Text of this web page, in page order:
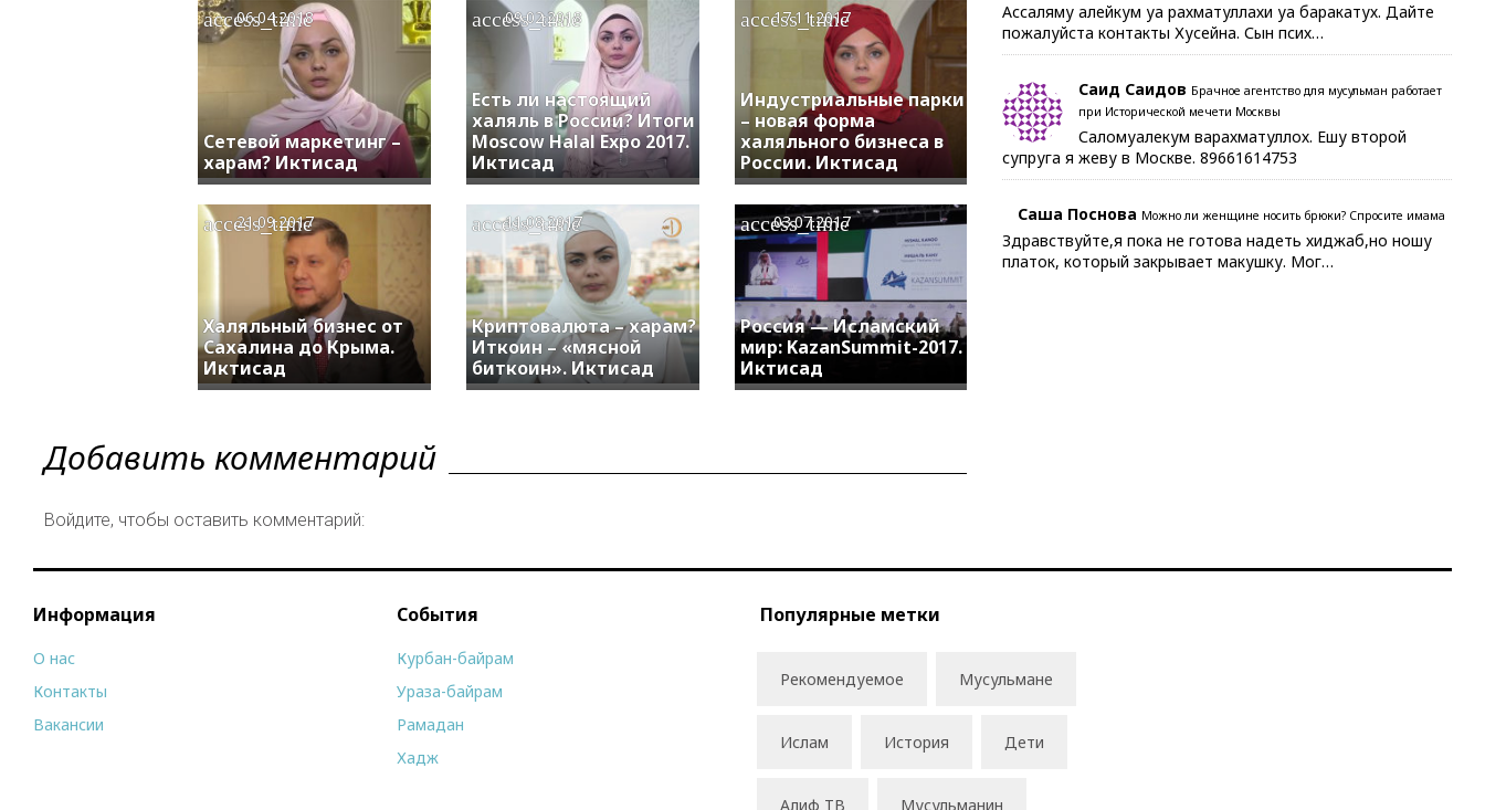
Сетевой маркетинг –
харам? Иктисад
access_time
06.04.2018
Есть ли настоящий
халяль в России? Итоги
Moscow Halal Expo 2017.
Иктисад
access_time
09.02.2018
Индустриальные парки
– новая форма
халяльного бизнеса в
России. Иктисад
access_time
17.11.2017
Халяльный бизнес от
Сахалина до Крыма.
Иктисад
access_time
21.09.2017
Криптовалюта – харам?
Иткоин – «мясной
биткоин». Иктисад
access_time
11.08.2017
Россия — Исламский
мир: KazanSummit-2017.
Иктисад
access_time
03.07.2017
Добавить комментарий
Войдите, чтобы оставить комментарий:
Ассаляму алейкум уа рахматуллахи уа баракатух. Дайте
пожалуйста контакты Хусейна. Сын псих…
Саид Саидов Брачное агентство для мусульман работает
при Исторической мечети Москвы
Саломуалекум варахматуллох. Ешу второй
супруга я жеву в Москве. 89661614753
Саша Поснова Можно ли женщине носить брюки? Спросите имама
Здравствуйте,я пока не готова надеть хиджаб,но ношу
платок, который закрывает макушку. Мог…
Информация
О нас
Контакты
Вакансии
События
Курбан-байрам
Ураза-байрам
Рамадан
Хадж
Популярные метки
Рекомендуемое Мусульмане
Ислам История Дети
Алиф ТВ Мусульманин